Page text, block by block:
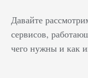
Давайте
сервисов,
чего нужны и как